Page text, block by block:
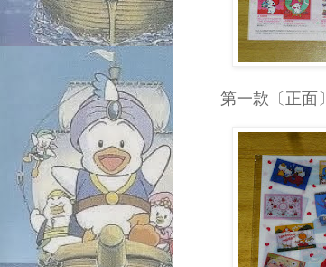
第一款〔正面〕